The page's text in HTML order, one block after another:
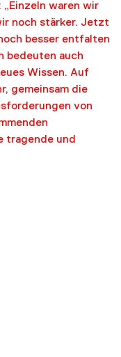
waren wir
noch stärker. Jetzt
besser entfalten
bedeuten auch
Wissen. Auf
gemeinsam die
von
tragende und